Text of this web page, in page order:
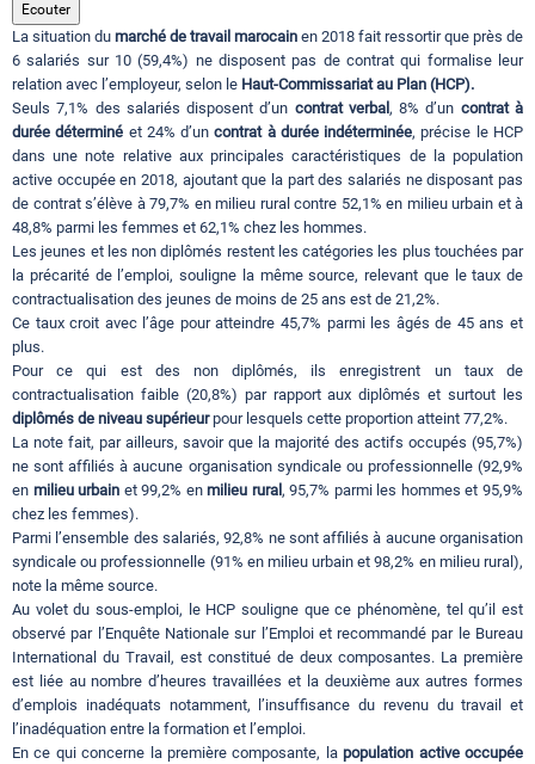
Contact
Ecouter
La situation du marché de travail marocain en 2018 fait ressortir que près de
6 salariés sur 10 (59,4%) ne disposent pas de contrat qui formalise leur
relation avec l’employeur, selon le Haut-Commissariat au Plan (HCP).
Seuls 7,1% des salariés disposent d’un contrat verbal , 8% d’un contrat à
durée déterminé et 24% d’uncontrat à durée indéterminée, précise le HCP
dans une note relative aux principales caractéristiques de la population
active occupée en 2018, ajoutant que la part des salariés ne disposant pas
de contrat s’élève à 79,7% en milieu rural contre 52,1% en milieu urbain et à
48,8% parmi les femmes et 62,1% chez les hommes.
Les jeunes et les non diplômés restent les catégories les plus touchées par
la précarité de l’emploi, souligne la même source, relevant que le taux de
contractualisation des jeunes de moins de 25 ans est de 21,2%.
Ce taux croit avec l’âge pour atteindre 45,7% parmi les âgés de 45 ans et
plus.
Pour ce qui est des non diplômés, ils enregistrent un taux de
contractualisation faible (20,8%) par rapport aux diplômés et surtout les
diplômés de niveau supérieurpour lesquels cette proportion atteint 77,2%.
La note fait, par ailleurs, savoir que la majorité des actifs occupés (95,7%)
ne sont affiliés à aucune organisation syndicale ou professionnelle (92,9%
en milieu urbain et 99,2% enmilieu rural , 95,7% parmi les hommes et 95,9%
chez les femmes).
Parmi l’ensemble des salariés, 92,8% ne sont affiliés à aucune organisation
syndicale ou professionnelle (91% en milieu urbain et 98,2% en milieu rural),
note la même source.
Au volet du sous-emploi, le HCP souligne que ce phénomène, tel qu’il est
observé par l’Enquête Nationale sur l’Emploi et recommandé par le Bureau
International du Travail, est constitué de deux composantes. La première
est liée au nombre d’heures travaillées et la deuxième aux autres formes
d’emplois inadéquats notamment, l’insuffisance du revenu du travail et
l’inadéquation entre la formation et l’emploi.
En ce qui concerne la première composante, lapopulation active occupée